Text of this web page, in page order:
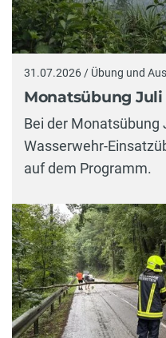
31.07.2026 / Übung und
Monatsübung Juli
Bei der Monatsübung
Wasserwehr-
auf dem Programm.